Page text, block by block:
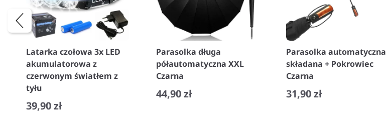
Latarka czołowa 3x LED
akumulatorowa z
czerwonym światłem z
tyłu
39,90 zł
Parasolka długa
półautomatyczna XXL
Czarna
44,90 zł
Parasolka automatyczna
składana + Pokrowiec
Czarna
31,90 zł